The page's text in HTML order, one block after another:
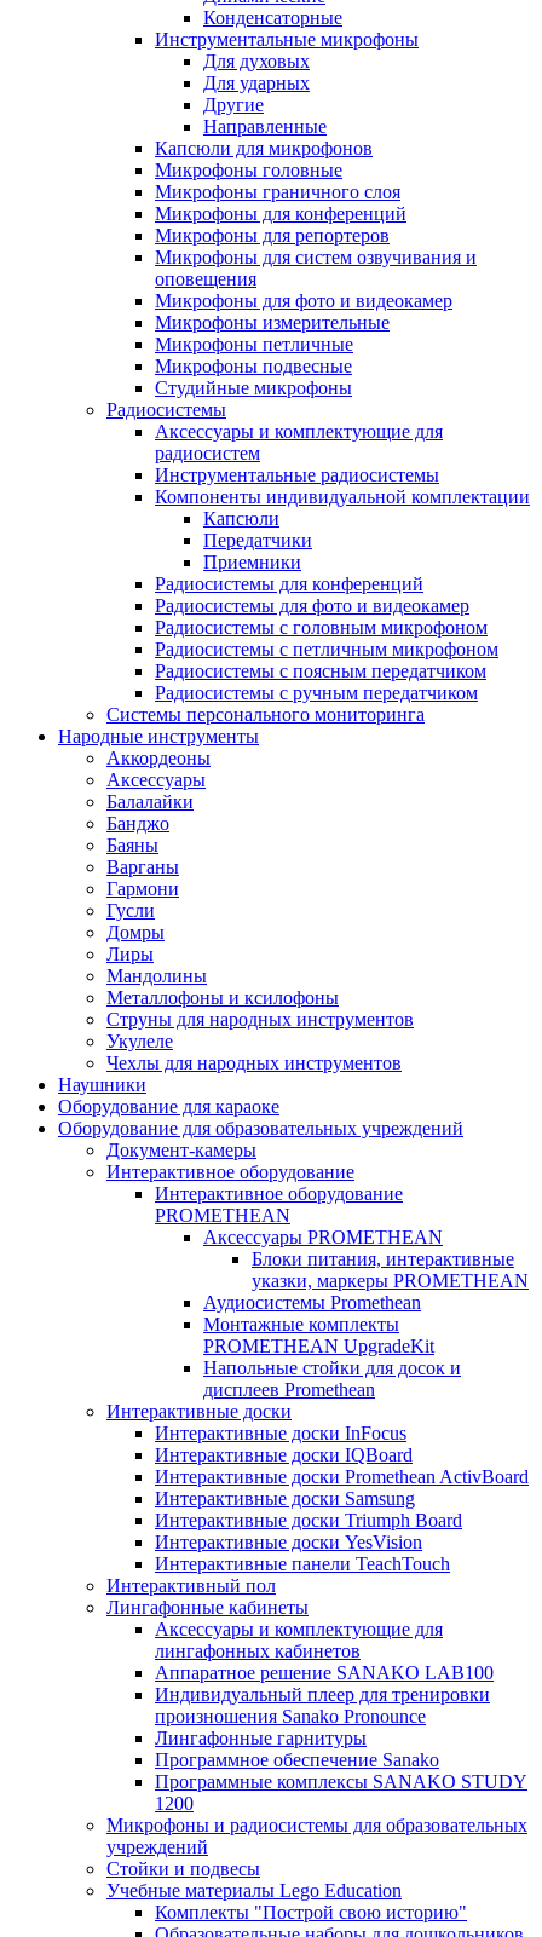
Конденсаторные
Инструментальные микрофоны
Для духовых
Для ударных
Другие
Направленные
Капсюли для микрофонов
Микрофоны головные
Микрофоны граничного слоя
Микрофоны для конференций
Микрофоны для репортеров
Микрофоны для систем озвучивания и
оповещения
Микрофоны для фото и видеокамер
Микрофоны измерительные
Микрофоны петличные
Микрофоны подвесные
Студийные микрофоны
Радиосистемы
Аксессуары и комплектующие для
радиосистем
Инструментальные радиосистемы
Компоненты индивидуальной комплектации
Капсюли
Передатчики
Приемники
Радиосистемы для конференций
Радиосистемы для фото и видеокамер
Радиосистемы с головным микрофоном
Радиосистемы с петличным микрофоном
Радиосистемы с поясным передатчиком
Радиосистемы с ручным передатчиком
Системы персонального мониторинга
Народные инструменты
Аккордеоны
Аксессуары
Балалайки
Банджо
Баяны
Варганы
Гармони
Гусли
Домры
Лиры
Мандолины
Металлофоны и ксилофоны
Струны для народных инструментов
Укулеле
Чехлы для народных инструментов
Наушники
Оборудование для караоке
Оборудование для образовательных учреждений
Документ-камеры
Интерактивное оборудование
Интерактивное оборудование
PROMETHEAN
Аксессуары PROMETHEAN
Блоки питания, интерактивные
указки, маркеры PROMETHEAN
Аудиосистемы Promethean
Монтажные комплекты
PROMETHEAN UpgradeKit
Напольные стойки для досок и
дисплеев Promethean
Интерактивные доски
Интерактивные доски InFocus
Интерактивные доски IQBoard
Интерактивные доски Promethean ActivBoard
Интерактивные доски Samsung
Интерактивные доски Triumph Board
Интерактивные доски YesVision
Интерактивные панели TeachTouch
Интерактивный пол
Лингафонные кабинеты
Аксессуары и комплектующие для
лингафонных кабинетов
Аппаратное решение SANAKO LAB100
Индивидуальный плеер для тренировки
произношения Sanako Pronounce
Лингафонные гарнитуры
Программное обеспечение Sanako
Программные комплексы SANAKO STUDY
1200
Микрофоны и радиосистемы для образовательных
учреждений
Стойки и подвесы
Учебные материалы Lego Education
Комплекты "Построй свою историю"